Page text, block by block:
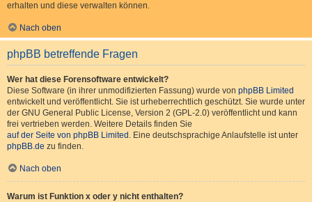
erhalten und diese verwalten können.
Nach oben
phpBB betreffende Fragen
Wer hat diese Forensoftware entwickelt?
Diese Software (in ihrer unmodifizierten Fassung) wurde von phpBB Limited
entwickelt und veröffentlicht. Sie ist urheberrechtlich geschützt. Sie wurde unter
der GNU General Public License, Version 2 (GPL-2.0) veröffentlicht und kann
frei vertrieben werden. Weitere Details finden Sie
auf der Seite von phpBB Limited . Eine deutschsprachige Anlaufstelle ist unter
phpBB.de zu finden.
Nach oben
Warum ist Funktion x oder y nicht enthalten?